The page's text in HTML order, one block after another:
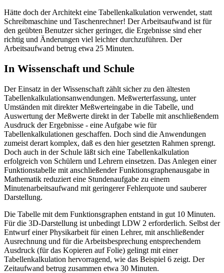
Hätte doch der Architekt eine Tabellenkalkulation verwendet, statt
Schreibmaschine und Taschenrechner! Der Arbeitsaufwand ist für
den geübten Benutzer sicher geringer, die Ergebnisse sind eher
richtig und Änderungen viel leichter durchzuführen. Der
Arbeitsaufwand betrug etwa 25 Minuten.
In Wissenschaft und Schule
Der Einsatz in der Wissenschaft zählt sicher zu den ältesten
Tabellenkalkulationsanwendungen. Meßwerterfassung, unter
Umständen mit direkter Meßwerteingabe in die Tabelle, und
Auswertung der Meßwerte direkt in der Tabelle mit anschließendem
Ausdruck der Ergebnisse - eine Aufgabe wie für
Tabellenkalkulationen geschaffen. Doch sind die Anwendungen
zumeist derart komplex, daß es den hier gesetzten Rahmen sprengt.
Doch auch in der Schule läßt sich eine Tabellenkalkulation
erfolgreich von Schülern und Lehrern einsetzen. Das Anlegen einer
Funktionstabelle mit anschließender Funktionsgraphenausgabe in
Mathematik reduziert eine Stundenaufgabe zu einem
Minutenarbeitsaufwand mit geringerer Fehlerquote und sauberer
Darstellung.
Die Tabelle mit dem Funktionsgraphen entstand in gut 10 Minuten.
Für die 3D-Darstellung ist unbedingt LDW 2 erforderlich. Selbst der
Entwurf einer Physikarbeit für einen Lehrer, mit anschließender
Ausrechnung und für die Arbeitsbesprechung entsprechendem
Ausdruck (für das Kopieren auf Folie) gelingt mit einer
Tabellenkalkulation hervorragend, wie das Beispiel 6 zeigt. Der
Zeitaufwand betrug zusammen etwa 30 Minuten.